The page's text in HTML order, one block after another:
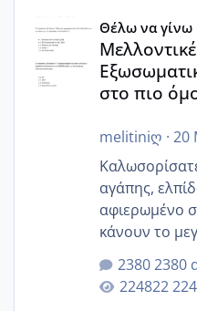
Μελλοντικές Μανούλες
Θέλω να γίνω
στο πιο
melitiniღ · 20
αγάπης,
αφιερωμένο
κάνουν το
μητρότητα
Εδώ θα
εμπειρίες
2380